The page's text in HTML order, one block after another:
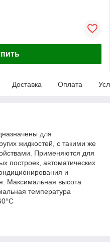
Доставка Оплата
для
жидкостей, с такими же
Применяются для
построек, автоматических
и
Максимальная высота
температура